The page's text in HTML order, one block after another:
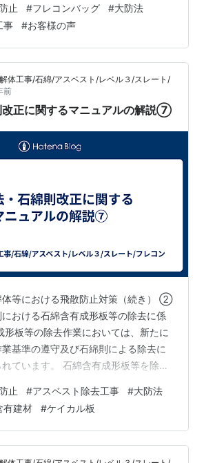
て、我が社のロングタイプが厚労省
ルの両方に掲載されています。 ここ
によるロングタイプの注文が増えて
で、我が社では、これまで１５年近く
してきた経験を活かして、初めて利
皆様に対して情報提供として「…
止 #フレコンバッグ #大防法
事 #お客様の声
体工事/石綿/アスベスト/レベル３/スレート/
前
改正に関するマニュアルの解説⑦
体等における飛散防止対策（続き） ②
おける石綿含有成形板等の除去に係
形板等の除去作業においては、新たに
基準の遵守及び石綿則による除去に
ています。 石綿含有成形板等を除去
。 原形のまま取り外すとは、ボルト
作業で取り外すことです。 ただし、
原形のまま取り外すことが困難で、
行う場合は、湿潤化を行った上で除
止 #アスベスト除去工事 #大防法
有建材 #ケイカル板